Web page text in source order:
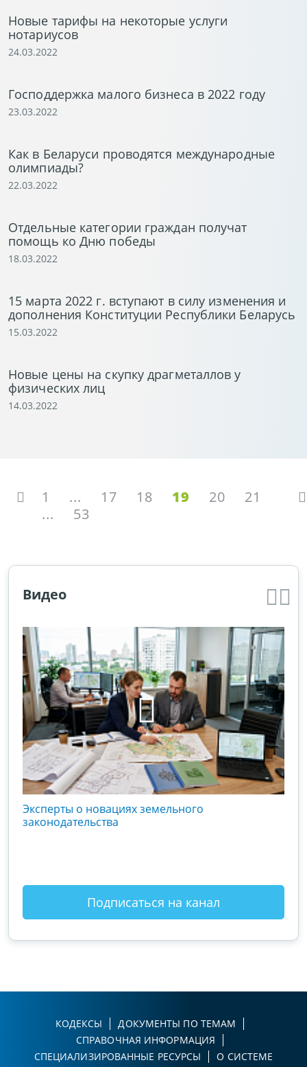
Новые тарифы на некоторые услуги
нотариусов
24.03.2022
Господдержка малого бизнеса в 2022 году
23.03.2022
Как в Беларуси проводятся международные
олимпиады?
22.03.2022
Отдельные категории граждан получат
помощь ко Дню победы
18.03.2022
15 марта 2022 г. вступают в силу изменения и
дополнения Конституции Республики Беларусь
15.03.2022
Новые цены на скупку драгметаллов у
физических лиц
14.03.2022
1 ... 17 18 19 20
21
...
53
Видео
Эксперты о новациях земельного
законодательства
Подписаться на канал
КОДЕКСЫ
ДОКУМЕНТЫ ПО ТЕМАМ
СПРАВОЧНАЯ ИНФОРМАЦИЯ
СПЕЦИАЛИЗИРОВАННЫЕ РЕСУРСЫ
О СИСТЕМЕ